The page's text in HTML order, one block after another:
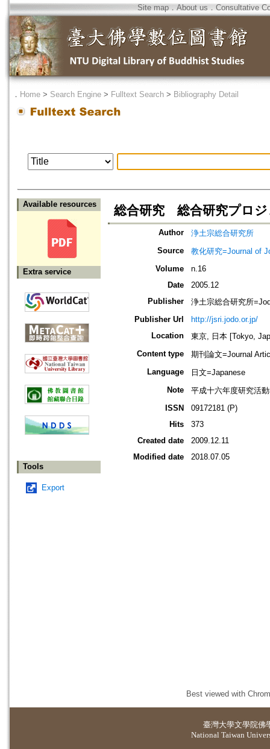
Site map．About us ． Consultative
． Home > Search Engine > Fulltext Search > Bibliography Detail
Available resources
Extra service
Tools
Export
総合研究 総合研究プロジ
Author
浄土宗総合研究所
Source
教化研究=Journal of
Volume
n.16
Date
2005.12
Publisher
浄土宗総合研究所
Publisher Url
http://jsri.jodo.or.jp/
Location
東京, 日本 [Tokyo,
Content type
期刊論文=Journal
Language
日文=Japanese
Note
平成十六年度研究活
ISSN
09172181 (P)
Hits
373
Created date
2009.12.11
Modified date
2018.07.05
Best viewed with
臺灣大學文學院佛
National Taiwan